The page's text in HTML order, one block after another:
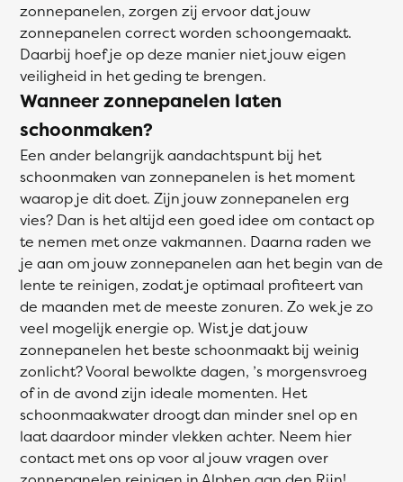
zonnepanelen, zorgen zij ervoor dat jouw
zonnepanelen correct worden schoongemaakt.
Daarbij hoef je op deze manier niet jouw eigen
veiligheid in het geding te brengen.
Wanneer zonnepanelen laten
schoonmaken?
Een ander belangrijk aandachtspunt bij het
schoonmaken van zonnepanelen is het moment
waarop je dit doet. Zijn jouw zonnepanelen erg
vies? Dan is het altijd een goed idee om contact op
te nemen met onze vakmannen. Daarna raden we
je aan om jouw zonnepanelen aan het begin van de
lente te reinigen, zodat je optimaal profiteert van
de maanden met de meeste zonuren. Zo wek je zo
veel mogelijk energie op. Wist je dat jouw
zonnepanelen het beste schoonmaakt bij weinig
zonlicht? Vooral bewolkte dagen, ’s morgensvroeg
of in de avond zijn ideale momenten. Het
schoonmaakwater droogt dan minder snel op en
laat daardoor minder vlekken achter. Neem hier
contact met ons op voor al jouw vragen over